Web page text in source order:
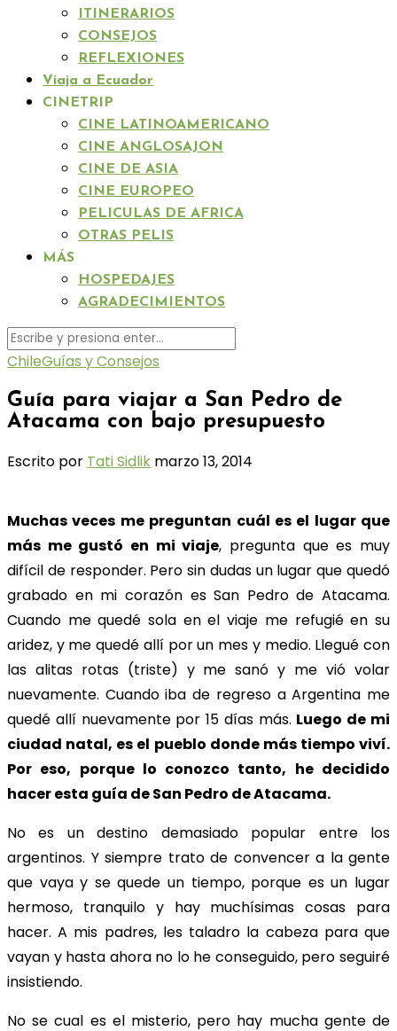
ITINERARIOS
CONSEJOS
REFLEXIONES
Viaja a Ecuador
CINETRIP
CINE LATINOAMERICANO
CINE ANGLOSAJON
CINE DE ASIA
CINE EUROPEO
PELICULAS DE AFRICA
OTRAS PELIS
MÁS
HOSPEDAJES
AGRADECIMIENTOS
ChileGuías y Consejos
Guía para viajar a San Pedro de
Atacama con bajo presupuesto
Escrito por Tati Sidlik marzo 13, 2014
Muchas veces me preguntan cuál es el lugar que
más me gustó en mi viaje, pregunta que es muy
difícil de responder. Pero sin dudas un lugar que quedó
grabado en mi corazón es San Pedro de Atacama.
Cuando me quedé sola en el viaje me refugié en su
aridez, y me quedé allí por un mes y medio. Llegué con
las alitas rotas (triste) y me sanó y me vió volar
nuevamente. Cuando iba de regreso a Argentina me
quedé allí nuevamente por 15 días más. Luego de mi
ciudad natal, es el pueblo donde más tiempo viví.
Por eso, porque lo conozco tanto, he decidido
hacer esta guía de San Pedro de Atacama.
No es un destino demasiado popular entre los
argentinos. Y siempre trato de convencer a la gente
que vaya y se quede un tiempo, porque es un lugar
hermoso, tranquilo y hay muchísimas cosas para
hacer. A mis padres, les taladro la cabeza para que
vayan y hasta ahora no lo he conseguido, pero seguiré
insistiendo.
No se cual es el misterio, pero hay mucha gente de